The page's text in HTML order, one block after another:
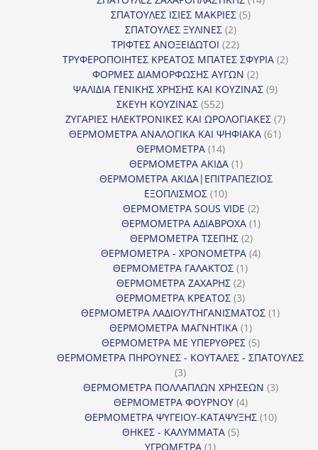
ΣΠΑΤΟΥΛΕΣ ΙΣΙΕΣ ΜΑΚΡΙΕΣ 55
ΣΠΑΤΟΥΛΕΣ ΞΥΛΙΝΕΣ 22
προϊόντα
ΤΡΙΦΤΕΣ ΑΝΟΞΕΙΔΩΤΟΙ 2222
προϊόντα
ΤΡΥΦΕΡΟΠΟΙΗΤΕΣ ΚΡΕΑΤΟΣ ΜΠΑΤΕΣ ΣΦΥΡΙΑ 22
ΦΟΡΜΕΣ ΔΙΑΜΟΡΦΩΣΗΣ ΑΥΓΩΝ 22
προϊόντα
ΨΑΛΙΔΙΑ ΓΕΝΙΚΗΣ ΧΡΗΣΗΣ ΚΑΙ ΚΟΥΖΙΝΑΣ 99
ΣΚΕΥΗ ΚΟΥΖΙΝΑΣ 552552
προϊόντα
ΖΥΓΑΡΙΕΣ ΗΛΕΚΤΡΟΝΙΚΕΣ ΚΑΙ ΩΡΟΛΟΓΙΑΚΕΣ 77
ΘΕΡΜΟΜΕΤΡΑ ΑΝΑΛΟΓΙΚΑ ΚΑΙ ΨΗΦΙΑΚΑ 6161
ΘΕΡΜΟΜΕΤΡΑ 1414
προϊόντα
ΘΕΡΜΟΜΕΤΡΑ ΑΚΙΔΑ 11
προϊόν
ΘΕΡΜΟΜΕΤΡΑ ΑΚΙΔΑ|ΕΠΙΤΡΑΠΕΖΙΟΣ
ΕΞΟΠΛΙΣΜΟΣ 1010
προϊόντα
ΘΕΡΜΟΜΕΤΡΑ SOUS VIDE 22
προϊόντα
ΘΕΡΜΟΜΕΤΡΑ ΑΔΙΑΒΡΟΧΑ 11
ΘΕΡΜΟΜΕΤΡΑ ΤΣΕΠΗΣ 22
προϊόντα
ΘΕΡΜΟΜΕΤΡΑ - ΧΡΟΝΟΜΕΤΡΑ 44
ΘΕΡΜΟΜΕΤΡΑ ΓΑΛΑΚΤΟΣ 11
προϊόν
ΘΕΡΜΟΜΕΤΡΑ ΖΑΧΑΡΗΣ 22
προϊόντα
ΘΕΡΜΟΜΕΤΡΑ ΚΡΕΑΤΟΣ 33
προϊόντα
ΘΕΡΜΟΜΕΤΡΑ ΛΑΔΙΟΥ/ΤΗΓΑΝΙΣΜΑΤΟΣ 11
ΘΕΡΜΟΜΕΤΡΑ ΜΑΓΝΗΤΙΚΑ 11
προϊόν
ΘΕΡΜΟΜΕΤΡΑ ΜΕ ΥΠΕΡΥΘΡΕΣ 55
προϊόντα
ΘΕΡΜΟΜΕΤΡΑ ΠΗΡΟΥΝΕΣ - ΚΟΥΤΑΛΕΣ - ΣΠΑΤΟΥΛΕΣ
33
προϊόντα
ΘΕΡΜΟΜΕΤΡΑ ΠΟΛΛΑΠΛΩΝ ΧΡΗΣΕΩΝ 33
ΘΕΡΜΟΜΕΤΡΑ ΦΟΥΡΝΟΥ 44
προϊόντα
ΘΕΡΜΟΜΕΤΡΑ ΨΥΓΕΙΟΥ-ΚΑΤΑΨΥΞΗΣ 1010
ΘΗΚΕΣ - ΚΑΛΥΜΜΑΤΑ 55
ΥΓΡΟΜΕΤΡΑ 11